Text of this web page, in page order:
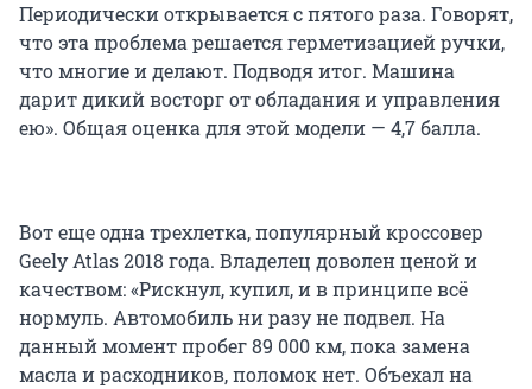
Периодически открывается с пятого раза. Говорят,
что эта проблема решается герметизацией ручки,
что многие и делают. Подводя итог. Машина
дарит дикий восторг от обладания и управления
ею». Общая оценка для этой модели — 4,7 балла.
Вот еще одна трехлетка, популярный кроссовер
Geely Atlas 2018 года. Владелец доволен ценой и
качеством: «Рискнул, купил, и в принципе всё
нормуль. Автомобиль ни разу не подвел. На
данный момент пробег 89 000 км, пока замена
масла и расходников, поломок нет. Объехал на